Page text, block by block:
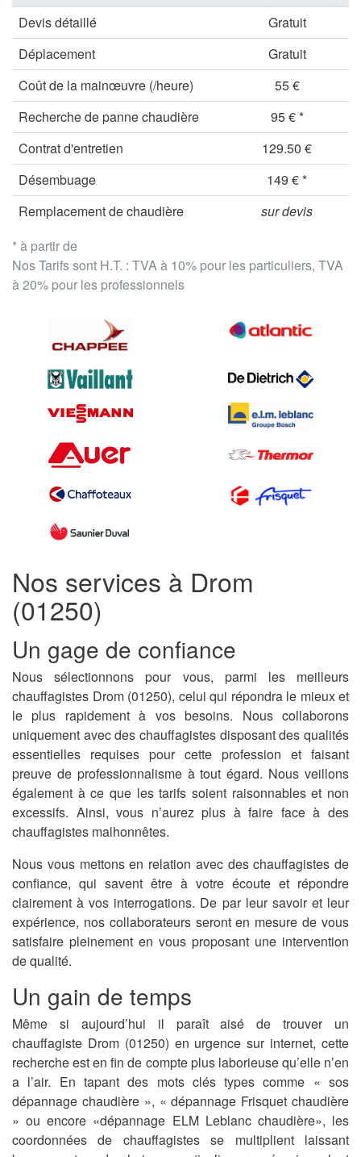
* à partir de
Nos Tarifs sont H.T. : TVA à 10% pour les particuliers, TVA
à 20% pour les professionnels
Devis détaillé
Gratuit
Déplacement
Gratuit
Coût de la mainœuvre (/heure)
55 €
Recherche de panne chaudière
95 € *
Contrat d'entretien
129.50 €
Désembuage
149 € *
Remplacement de chaudière
sur devis
Nos services à Drom
(01250)
Un gage de confiance
Nous sélectionnons pour vous, parmi les meilleurs
chauffagistes Drom (01250), celui qui répondra le mieux et
le plus rapidement à vos besoins. Nous collaborons
uniquement avec des chauffagistes disposant des qualités
essentielles requises pour cette profession et faisant
preuve de professionnalisme à tout égard. Nous veillons
également à ce que les tarifs soient raisonnables et non
excessifs. Ainsi, vous n’aurez plus à faire face à des
chauffagistes malhonnêtes.
Nous vous mettons en relation avec des chauffagistes de
confiance, qui savent être à votre écoute et répondre
clairement à vos interrogations. De par leur savoir et leur
expérience, nos collaborateurs seront en mesure de vous
satisfaire pleinement en vous proposant une intervention
de qualité.
Un gain de temps
Même si aujourd’hui il paraît aisé de trouver un
chauffagiste Drom (01250) en urgence sur internet, cette
recherche est en fin de compte plus laborieuse qu’elle n’en
a l’air. En tapant des mots clés types comme « sos
dépannage chaudière », « dépannage Frisquet chaudière
» ou encore «dépannage ELM Leblanc chaudière», les
coordonnées de chauffagistes se multiplient laissant